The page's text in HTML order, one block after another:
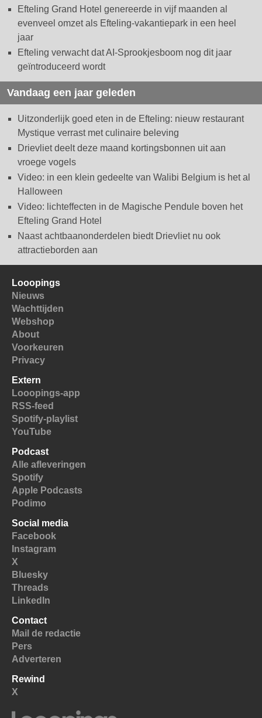
Efteling Grand Hotel genereerde in vijf maanden al
evenveel omzet als Efteling-vakantiepark in een heel
jaar
Efteling verwacht dat AI-Sprookjesboom nog dit jaar
geïntroduceerd wordt
Vandaag een jaar geleden
Uitzonderlijk goed eten in de Efteling: nieuw restaurant
Mystique verrast met culinaire beleving
Drievliet deelt deze maand kortingsbonnen uit aan
vroege vogels
Video: in een klein gedeelte van Walibi Belgium is het al
Halloween
Video: lichteffecten in de Magische Pendule boven het
Efteling Grand Hotel
Naast achtbaanonderdelen biedt Drievliet nu ook
attractieborden aan
Looopings
Nieuws
Wachttijden
Webshop
About
Voorkeuren
Privacy
Extern
Looopings-app
RSS-feed
Spotify-playlist
YouTube
Podcast
Alle afleveringen
Spotify
Apple Podcasts
Podimo
Social media
Facebook
Instagram
X
Bluesky
Threads
LinkedIn
Contact
Mail de redactie
Pers
Adverteren
Rewind
X